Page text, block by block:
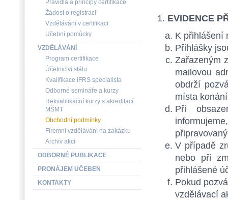
EVIDENCE
K přihlášení
Přihlášky
Zařazeným
mailovou
obdrží
místa
Při
V případě
nebo při
přihlášené
Pokud
vzdělávací
Pravidla a principy certifikace
Žádost o registraci
Vzdělávání v certifikaci
Učební pomůcky
VZDĚLÁVÁNÍ
Program certifikace
Účetnictví státu
Kvalifikace IFRS specialista
Odborné semináře a kurzy
Rekvalifikační kurzy s akreditací
MŠMT
Obchodní podmínky
Firemní vzdělávání na zakázku
Archív akcí
ODBORNÉ PUBLIKACE
PRONÁJEM UČEBEN
KONTAKTY